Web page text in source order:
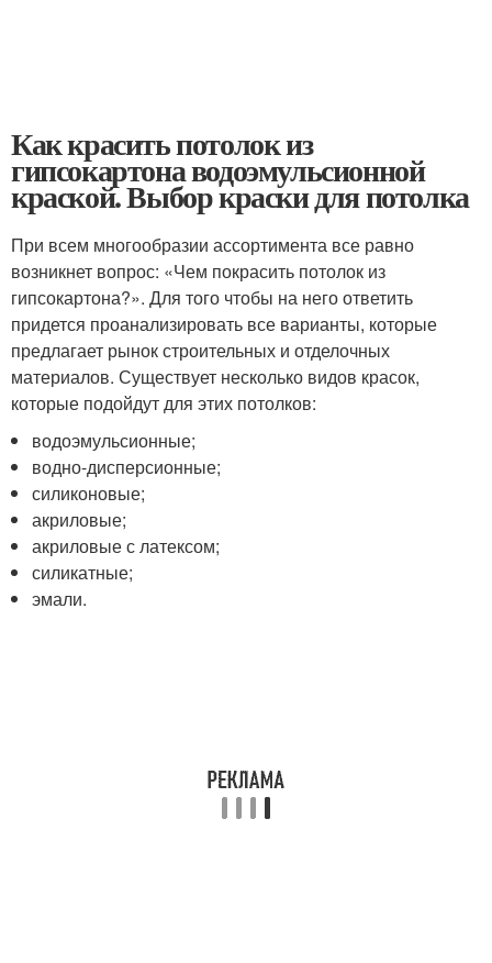
Как красить потолок из
гипсокартона водоэмульсионной
краской. Выбор краски для потолка
При всем многообразии ассортимента все равно
возникнет вопрос: «Чем покрасить потолок из
гипсокартона?». Для того чтобы на него ответить
придется проанализировать все варианты, которые
предлагает рынок строительных и отделочных
материалов. Существует несколько видов красок,
которые подойдут для этих потолков:
водоэмульсионные;
водно-дисперсионные;
силиконовые;
акриловые;
акриловые с латексом;
силикатные;
эмали.